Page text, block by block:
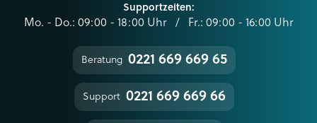
Supportzeiten:
Mo. - Do.: 09:00 - 18:00 Uhr / Fr.: 09:00 - 16:00 Uhr
Beratung 0221 669 669 65
Support 0221 669 669 66